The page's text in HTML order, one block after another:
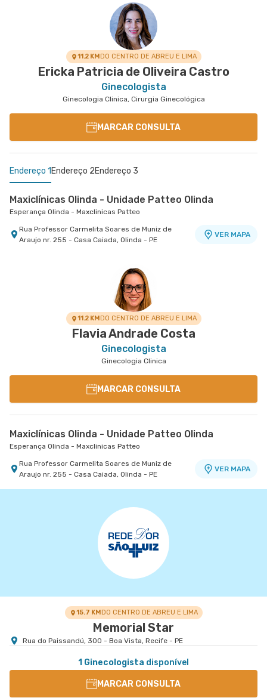
11.2 KMDO CENTRO DE ABREU E LIMA
Ericka Patricia de Oliveira Castro
Ginecologista
Ginecologia Clinica, Cirurgia Ginecológica
MARCAR CONSULTA
Endereço 1 Endereço 2Endereço 3
Maxiclínicas Olinda - Unidade Patteo Olinda
Esperança Olinda - Maxclinicas Patteo
Rua Professor Carmelita Soares de Muniz de
Araujo nr. 255 - Casa Caiada, Olinda - PE
VER MAPA
Rua Pacifico Dos Santos nr. 103 - Paissandu,
Rua Senador Jose Henrique nr. 231 31° Andar -
11.2 KMDO CENTRO DE ABREU E LIMA
Flavia Andrade Costa
Ginecologista
Ginecologia Clinica
MARCAR CONSULTA
Maxiclínicas Olinda - Unidade Patteo Olinda
Esperança Olinda - Maxclinicas Patteo
Rua Professor Carmelita Soares de Muniz de
Araujo nr. 255 - Casa Caiada, Olinda - PE
VER MAPA
15.7 KMDO CENTRO DE ABREU E LIMA
Memorial Star
Rua do Paissandú, 300 - Boa Vista, Recife - PE
1 Ginecologista disponível
MARCAR CONSULTA